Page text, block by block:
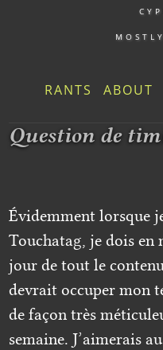
RANTS ABOUT
Question de
Évidemment lorsque
Touchatag, je dois en
jour de tout le
devrait occuper mon
de façon très
semaine. J’aimerais